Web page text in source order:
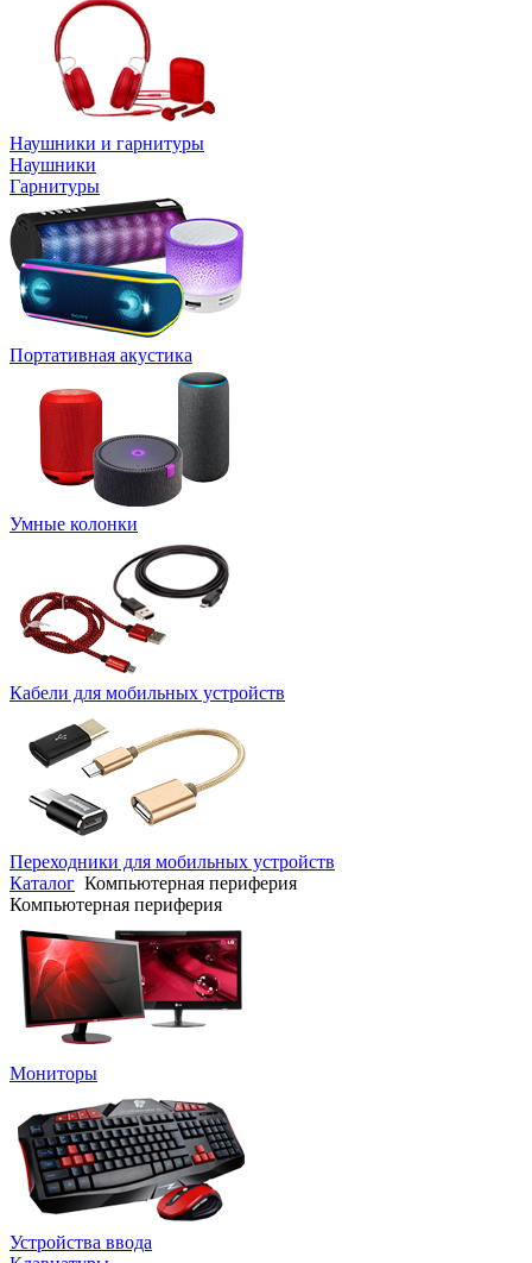
Наушники и гарнитуры
Наушники
Гарнитуры
Портативная акустика
Умные колонки
Кабели для мобильных устройств
Переходники для мобильных устройств
Каталог Компьютерная периферия
Компьютерная периферия
Мониторы
Устройства ввода